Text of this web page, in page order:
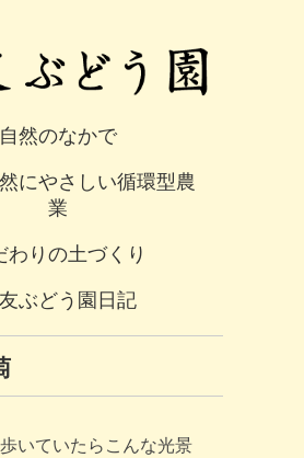
自然のなかで
にやさしい循環型農
業
わりの土づくり
ぶどう園日記
いていたらこんな光景